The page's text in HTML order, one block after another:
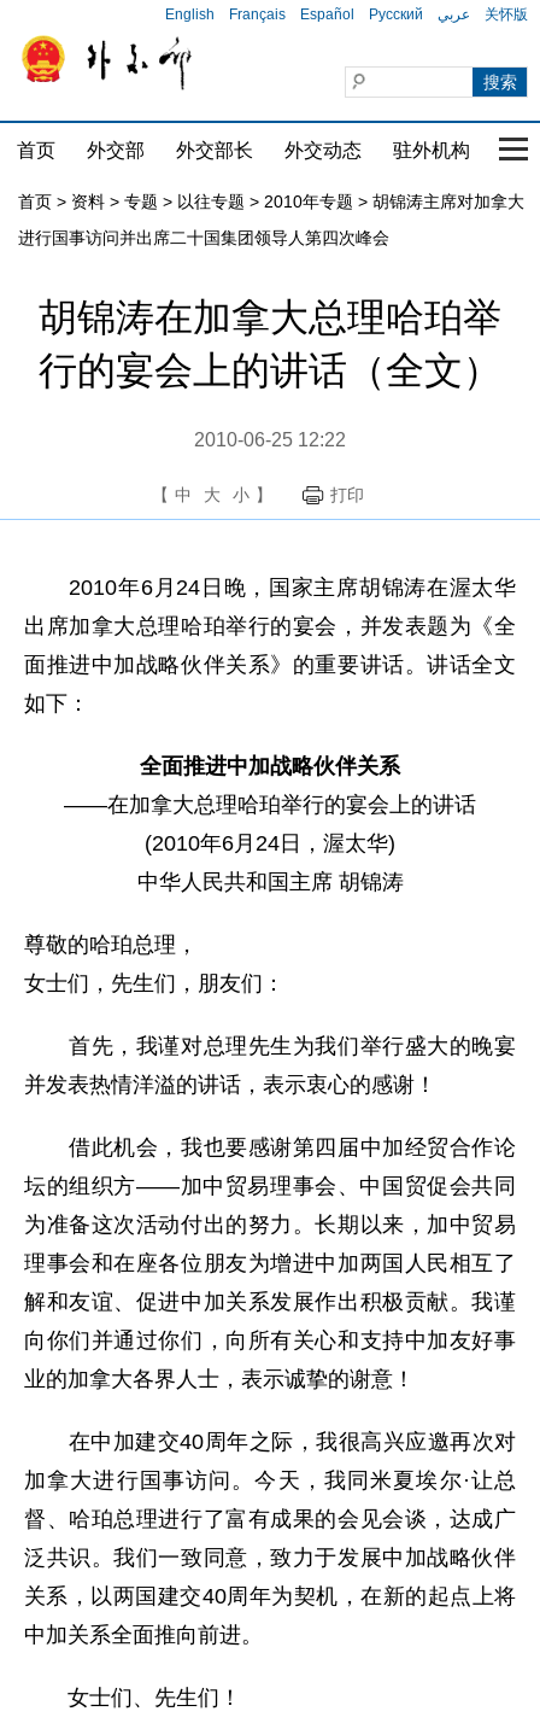
English Français Español Русский عربي 关怀版
首页 外交部 外交部长 外交动态 驻外机构 国
首页 > 资料 > 专题 > 以往专题 > 2010年专题 > 胡锦涛主席对加拿大
进行国事访问并出席二十国集团领导人第四次峰会
胡锦涛在加拿大总理哈珀举
行的宴会上的讲话（全文）
2010-06-25 12:22
【 中 大 小 】 打印
2010年6月24日晚，国家主席胡锦涛在渥太华
出席加拿大总理哈珀举行的宴会，并发表题为《全
面推进中加战略伙伴关系》的重要讲话。讲话全文
如下：
全面推进中加战略伙伴关系
——在加拿大总理哈珀举行的宴会上的讲话
(2010年6月24日，渥太华)
中华人民共和国主席 胡锦涛
尊敬的哈珀总理，
女士们，先生们，朋友们：
首先，我谨对总理先生为我们举行盛大的晚宴
并发表热情洋溢的讲话，表示衷心的感谢！
借此机会，我也要感谢第四届中加经贸合作论
坛的组织方——加中贸易理事会、中国贸促会共同
为准备这次活动付出的努力。长期以来，加中贸易
理事会和在座各位朋友为增进中加两国人民相互了
解和友谊、促进中加关系发展作出积极贡献。我谨
向你们并通过你们，向所有关心和支持中加友好事
业的加拿大各界人士，表示诚挚的谢意！
在中加建交40周年之际，我很高兴应邀再次对
加拿大进行国事访问。今天，我同米夏埃尔·让总
督、哈珀总理进行了富有成果的会见会谈，达成广
泛共识。我们一致同意，致力于发展中加战略伙伴
关系，以两国建交40周年为契机，在新的起点上将
中加关系全面推向前进。
女士们、先生们！